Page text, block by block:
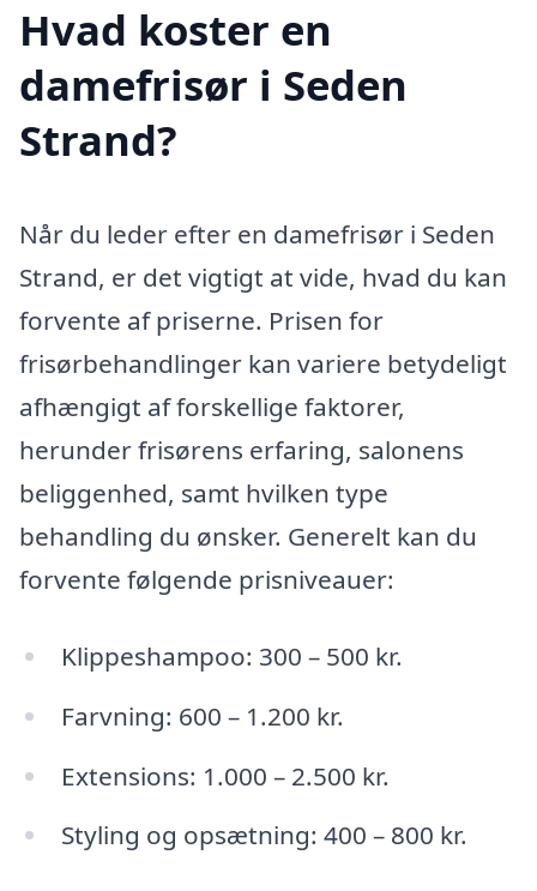
Hvad koster en
damefrisør i Seden
Strand?
Når du leder efter en damefrisør i Seden
Strand, er det vigtigt at vide, hvad du kan
forvente af priserne. Prisen for
frisørbehandlinger kan variere betydeligt
afhængigt af forskellige faktorer,
herunder frisørens erfaring, salonens
beliggenhed, samt hvilken type
behandling du ønsker. Generelt kan du
forvente følgende prisniveauer:
Klippeshampoo: 300 – 500 kr.
Farvning: 600 – 1.200 kr.
Extensions: 1.000 – 2.500 kr.
Styling og opsætning: 400 – 800 kr.